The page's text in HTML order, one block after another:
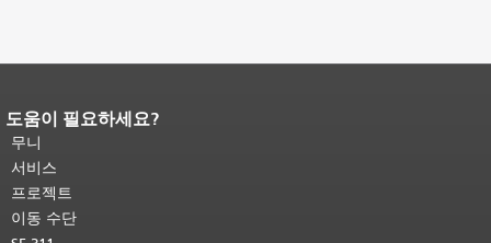
페이지 내용 끝입니다.이 페이지의 나
머지 내용은 모든 페이지에 반복됩니
다.메인 콘텐츠 상단으로 돌아가려면
여기를 클릭하십시오
도움이 필요하세요?
무니
서비스
프로젝트
이동 수단